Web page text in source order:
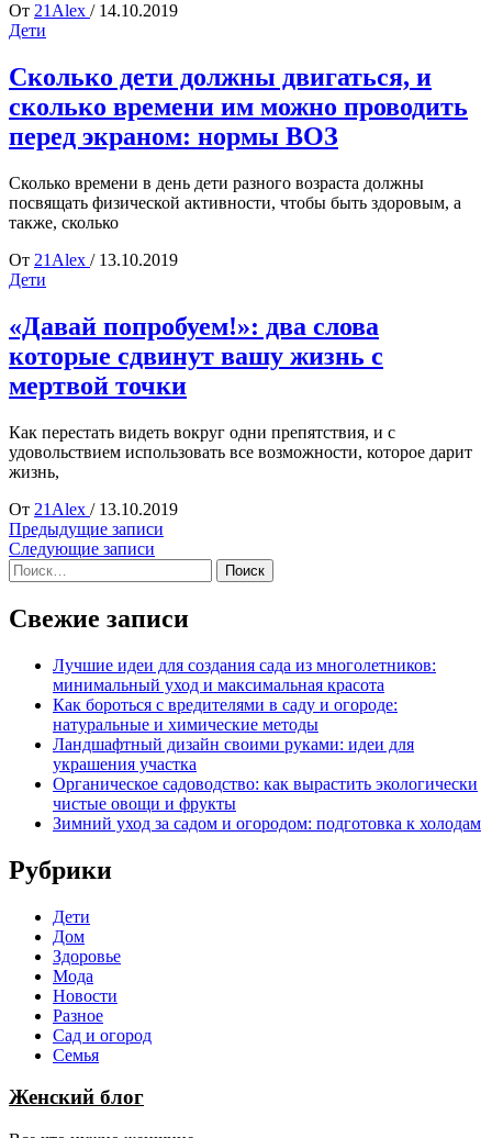
От 21Alex / 14.10.2019
Дети
Сколько дети должны двигаться, и
сколько времени им можно проводить
перед экраном: нормы ВОЗ
Сколько времени в день дети разного возраста должны
посвящать физической активности, чтобы быть здоровым, а
также, сколько
От 21Alex / 13.10.2019
Дети
«Давай попробуем!»: два слова
которые сдвинут вашу жизнь с
мертвой точки
Как перестать видеть вокруг одни препятствия, и с
удовольствием использовать все возможности, которое дарит
жизнь,
От 21Alex / 13.10.2019
Навигация
по
записям
Предыдущие записи
Следующие записи
Найти:
Свежие записи
Лучшие идеи для создания сада из многолетников:
минимальный уход и максимальная красота
Как бороться с вредителями в саду и огороде:
натуральные и химические методы
Ландшафтный дизайн своими руками: идеи для
украшения участка
Органическое садоводство: как вырастить экологически
чистые овощи и фрукты
Зимний уход за садом и огородом: подготовка к холодам
Рубрики
Дети
Дом
Здоровье
Мода
Новости
Разное
Сад и огород
Семья
Женский блог